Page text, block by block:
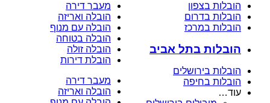
הובלות בצפון
הובלות בדרום
הובלות במרכז
הובלות בתל אביב
הובלות בירושלים
הובלות בחיפה
עוד…
מעבר דירה
הובלה ואריזה
הובלה עם מנוף
הובלה בטוחה
הובלה זולה
הובלת דירות
מעבר דירה
הובלה ואריזה